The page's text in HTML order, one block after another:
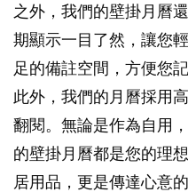
之外，我們的壁掛月曆
期顯示一目了然，讓您
足的備註空間，方便您
此外，我們的月曆採用
翻閱。無論是作為自用
的壁掛月曆都是您的理
居用品，更是傳達心意